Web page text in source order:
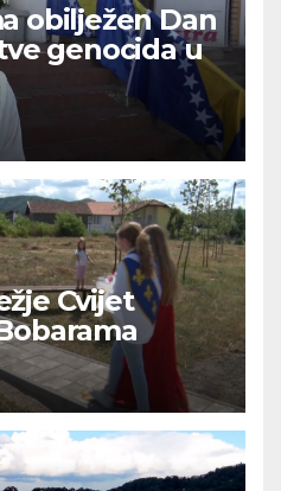
obilježen Dan
genocida u
Cvijet